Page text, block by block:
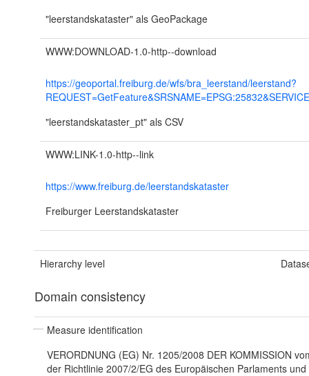
"leerstandskataster" als GeoPackage
WWW:DOWNLOAD-1.0-http--download
https://geoportal.freiburg.de/wfs/bra_leerstand/leerstand?
"leerstandskataster_pt" als CSV
WWW:LINK-1.0-http--link
https://www.freiburg.de/leerstandskataster
Freiburger Leerstandskataster
Hierarchy level
Domain consistency
Measure identification
VERORDNUNG (EG) Nr. 1205/2008 DER KOMMISSION
der Richtlinie 2007/2/EG des Europäischen Parlaments